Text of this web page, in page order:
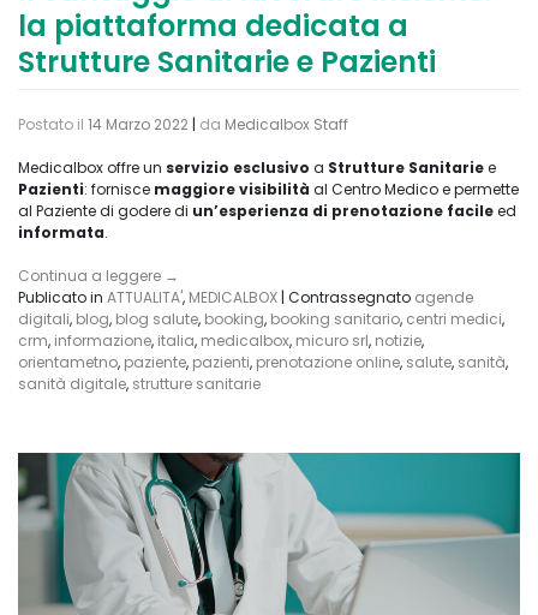
la piattaforma dedicata a
Strutture Sanitarie e Pazienti
Postato il 14 Marzo 2022 | da Medicalbox Staff
Medicalbox offre un servizio esclusivo a Strutture Sanitariee
Pazienti: fornisce maggiore visibilità al Centro Medico e permette
al Paziente di godere di un’esperienza di prenotazione facileed
informata.
Continua a leggere →
Publicato in ATTUALITA', MEDICALBOX | Contrassegnato agende
digitali, blog, blog salute, booking, booking sanitario, centri medici,
crm, informazione, italia, medicalbox, micuro srl, notizie,
orientametno, paziente, pazienti, prenotazione online, salute, sanità,
sanità digitale, strutture sanitarie